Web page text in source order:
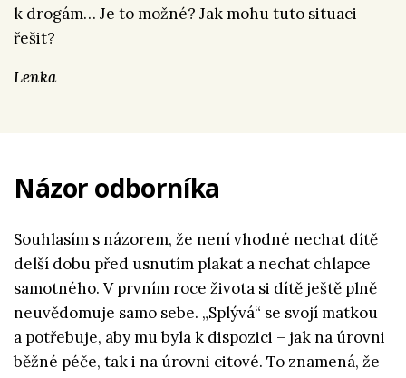
k drogám… Je to možné? Jak mohu tuto situaci
řešit?
Lenka
Názor odborníka
Souhlasím s názorem, že není vhodné nechat dítě
delší dobu před usnutím plakat a nechat chlapce
samotného. V prvním roce života si dítě ještě plně
neuvědomuje samo sebe. „Splývá“ se svojí matkou
a potřebuje, aby mu byla k dispozici – jak na úrovni
běžné péče, tak i na úrovni citové. To znamená, že